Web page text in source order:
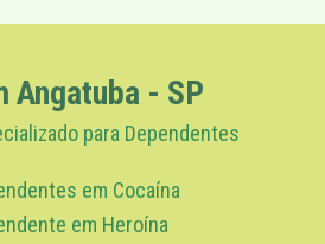
Angatuba - SP
para Dependentes
em Cocaína
em Heroína